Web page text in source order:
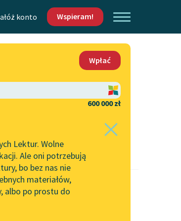
konto Wspieram!
Kontakt
O projekcie
Zasady wykorzystania
Wolnych Lektur
Logotypy
Materiały promocyjne
Wpłać
600 000 zł
Lektur. Wolne
Ale oni potrzebują
bo bez nas nie
materiałów,
albo po prostu do